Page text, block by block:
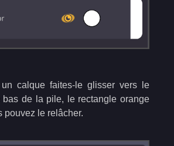
calque faites-le glisser vers le
bas de la pile, le rectangle orange
pouvez le relâcher.